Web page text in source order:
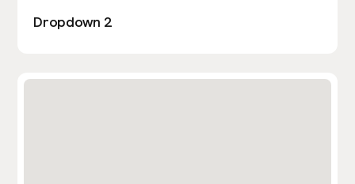
Dropdown 2